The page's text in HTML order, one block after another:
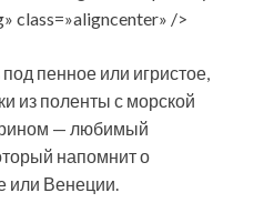
class=»aligncenter» />
пенное или игристое,
из поленты с морской
— любимый
напомнит о
или Венеции.